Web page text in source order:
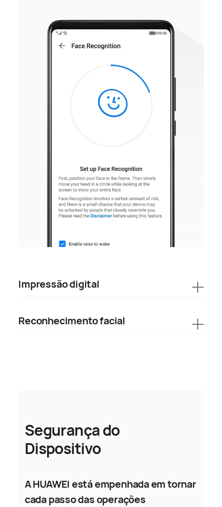
Impressão digital
Reconhecimento facial
Segurança do
Dispositivo
A HUAWEI está empenhada em tornar
cada passo das operações